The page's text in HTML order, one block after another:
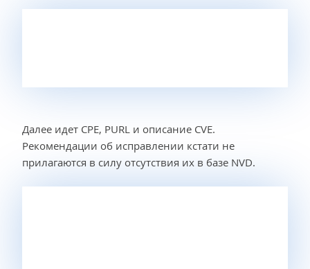
Далее идет CPE, PURL и описание CVE.
Рекомендации об исправлении кстати не
прилагаются в силу отсутствия их в базе NVD.